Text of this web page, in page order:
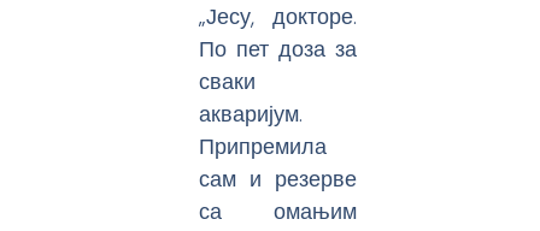
„Јесу, докторе.
По пет доза за
сваки
акваријум.
Припремила
сам и резерве
са омањим